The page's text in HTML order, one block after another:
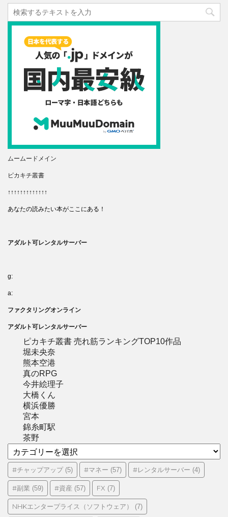
ムームードメイン
ピカキチ叢書
↑↑↑↑↑↑↑↑↑↑↑↑↑
あなたの読みたい本がここにある！
アダルト可レンタルサーバー
g:
a:
ファクタリングオンライン
アダルト可レンタルサーバー
ピカキチ叢書 売れ筋ランキングTOP10作品
堀未央奈
熊本空港
真のRPG
今井絵理子
大橋くん
横浜優勝
宮本
錦糸町駅
茶野
テ
ゴ
リ
ー
#チャップアップ(5) #マネー (57) #レンタルサーバー (4)
#副業 (59) #資産 (57) FX (7)
NHKエンタープライス（ソフトウェア） (7)